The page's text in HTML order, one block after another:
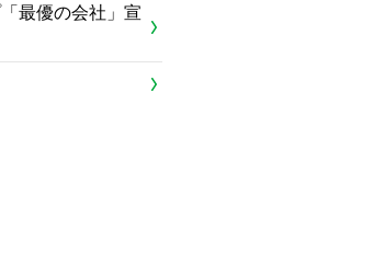
最優の会社」宣